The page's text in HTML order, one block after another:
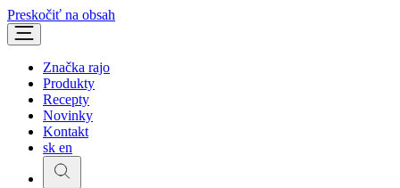
Preskočiť na obsah
Značka rajo
Produkty
Recepty
Novinky
Kontakt
sk en